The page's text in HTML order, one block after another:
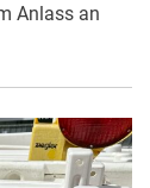
Anlass an